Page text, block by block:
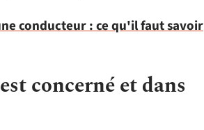
conducteur : ce qu'il faut savoir
concerné et dans